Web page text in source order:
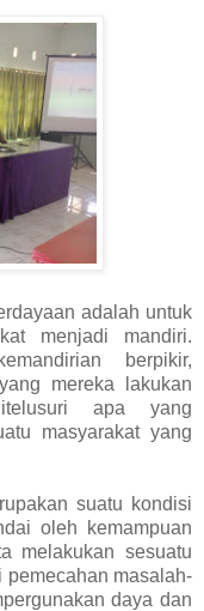
adalah untuk
menjadi mandiri.
berpikir,
mereka lakukan
apa yang
masyarakat yang
suatu kondisi
oleh kemampuan
melakukan sesuatu
masalah-
daya dan